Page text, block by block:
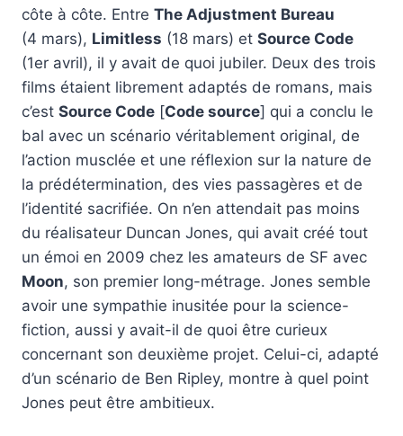
côte à côte. Entre The Adjustment Bureau
(4 mars), Limitless (18 mars) et Source Code
(1er avril), il y avait de quoi jubiler. Deux des trois
films étaient librement adaptés de romans, mais
c’est Source Code [Code source] qui a conclu le
bal avec un scénario véritablement original, de
l’action musclée et une réflexion sur la nature de
la prédétermination, des vies passagères et de
l’identité sacrifiée. On n’en attendait pas moins
du réalisateur Duncan Jones, qui avait créé tout
un émoi en 2009 chez les amateurs de SF avec
Moon, son premier long-métrage. Jones semble
avoir une sympathie inusitée pour la science-
fiction, aussi y avait-il de quoi être curieux
concernant son deuxième projet. Celui-ci, adapté
d’un scénario de Ben Ripley, montre à quel point
Jones peut être ambitieux.